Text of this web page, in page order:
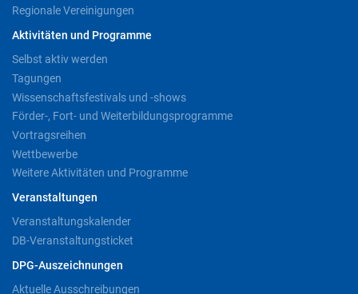
Regionale Vereinigungen
Aktivitäten und Programme
Selbst aktiv werden
Tagungen
Wissenschaftsfestivals und -shows
Förder-, Fort- und Weiterbildungsprogramme
Vortragsreihen
Wettbewerbe
Weitere Aktivitäten und Programme
Veranstaltungen
Veranstaltungskalender
DB-Veranstaltungsticket
DPG-Auszeichnungen
Aktuelle Ausschreibungen